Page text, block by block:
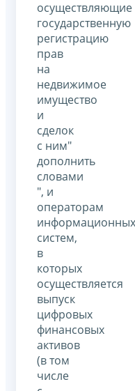
осуществляющие
государственную
регистрацию
прав
на
недвижимое
имущество
и
сделок
с ним"
дополнить
словами
", и
операторам
информационных
систем,
в
которых
осуществляется
выпуск
цифровых
финансовых
активов
(в том
числе